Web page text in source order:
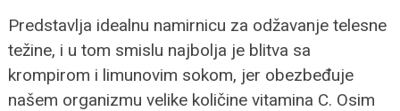
Predstavlja idealnu namirnicu za odžavanje telesne
težine, i u tom smislu najbolja je blitva sa
krompirom i limunovim sokom, jer obezbeđuje
našem organizmu velike količine vitamina C. Osim